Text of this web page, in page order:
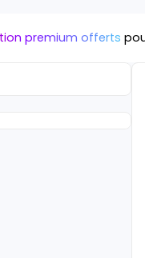
premium offerts